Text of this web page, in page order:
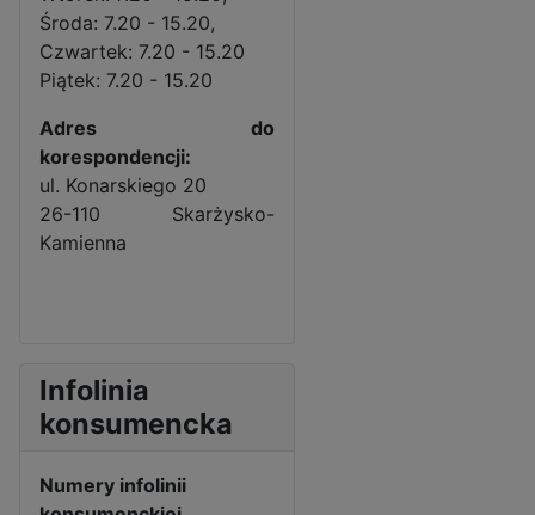
Środa: 7.20 - 15.20,
Czwartek: 7.20 - 15.20
Piątek: 7.20 - 15.20
Adres do
korespondencji:
ul. Konarskiego 20
26-110 Skarżysko-
Kamienna
Infolinia
konsumencka
Numery infolinii